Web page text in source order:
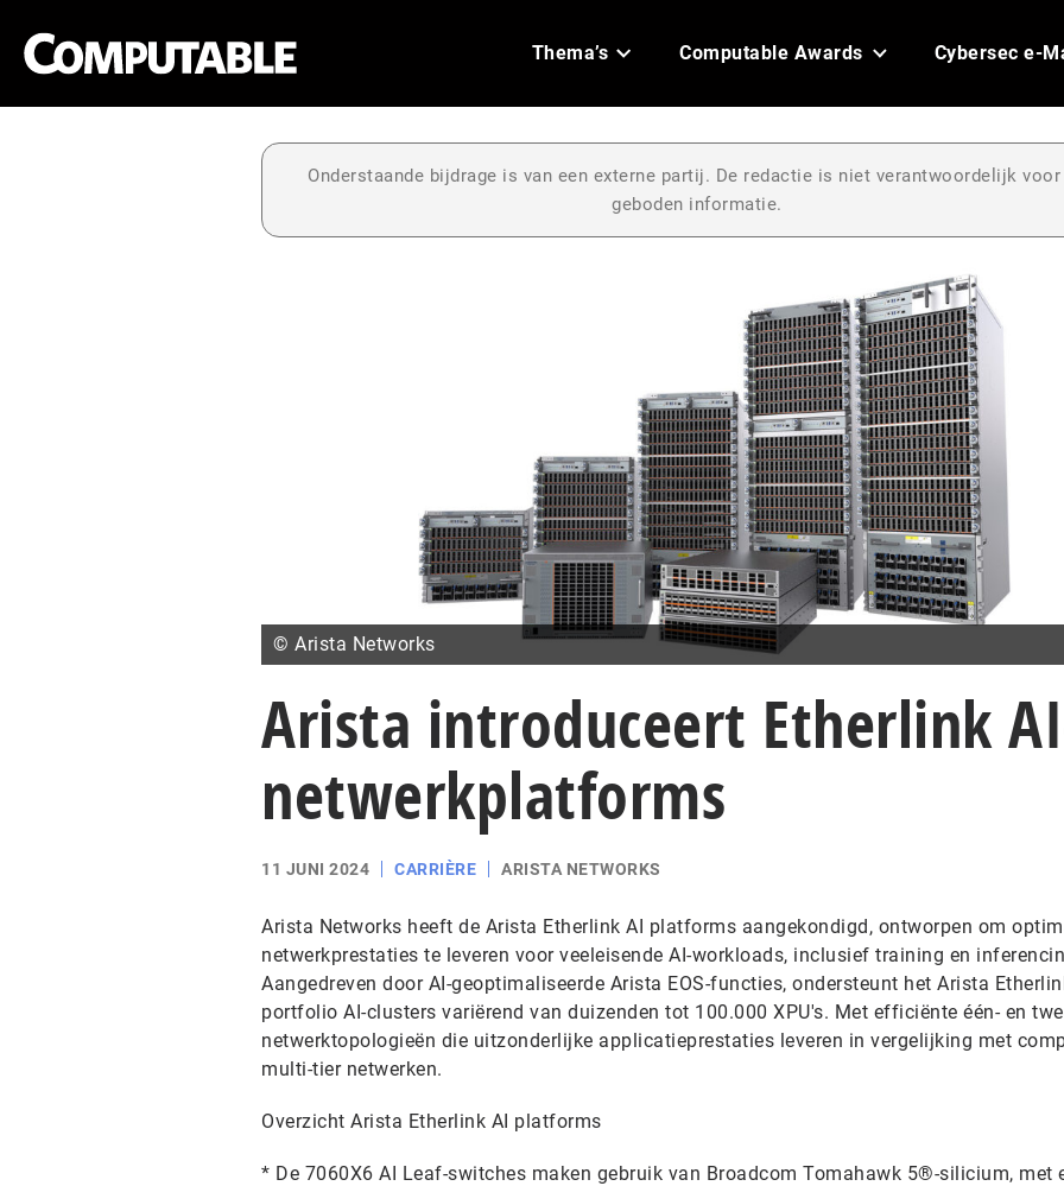
Thema’s Computable Awards Cybersec e-
Onderstaande bijdrage is van een externe partij. De redactie is niet verantwoordelijk voor
geboden informatie.
© Arista Networks
Arista introduceert Etherlink
netwerkplatforms
11 JUNI 2024 CARRIÈRE ARISTA NETWORKS
Arista Networks heeft de Arista Etherlink AI platforms aangekondigd, ontworpen om
netwerkprestaties te leveren voor veeleisende AI-workloads, inclusief training en
Aangedreven door AI-geoptimaliseerde Arista EOS-functies, ondersteunt het Arista
portfolio AI-clusters variërend van duizenden tot 100.000 XPU's. Met efficiënte één- en
netwerktopologieën die uitzonderlijke applicatieprestaties leveren in vergelijking met
multi-tier netwerken.
Overzicht Arista Etherlink AI platforms
* De 7060X6 AI Leaf-switches maken gebruik van Broadcom Tomahawk 5®-silicium, met